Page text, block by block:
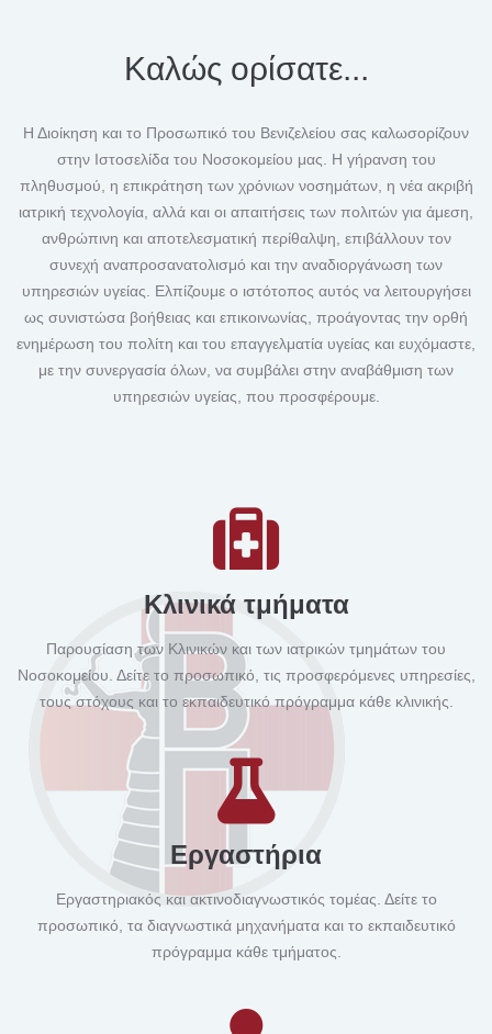
Καλώς ορίσατε...
Η Διοίκηση και το Προσωπικό του Βενιζελείου σας καλωσορίζουν
στην Ιστοσελίδα του Νοσοκομείου μας. Η γήρανση του
πληθυσμού, η επικράτηση των χρόνιων νοσημάτων, η νέα ακριβή
ιατρική τεχνολογία, αλλά και οι απαιτήσεις των πολιτών για άμεση,
ανθρώπινη και αποτελεσματική περίθαλψη, επιβάλλουν τον
συνεχή αναπροσανατολισμό και την αναδιοργάνωση των
υπηρεσιών υγείας. Ελπίζουμε ο ιστότοπος αυτός να λειτουργήσει
ως συνιστώσα βοήθειας και επικοινωνίας, προάγοντας την ορθή
ενημέρωση του πολίτη και του επαγγελματία υγείας και ευχόμαστε,
με την συνεργασία όλων, να συμβάλει στην αναβάθμιση των
υπηρεσιών υγείας, που προσφέρουμε.
Κλινικά τμήματα
Παρουσίαση των Κλινικών και των ιατρικών τμημάτων του
Νοσοκομείου. Δείτε το προσωπικό, τις προσφερόμενες υπηρεσίες,
τους στόχους και το εκπαιδευτικό πρόγραμμα κάθε κλινικής.
Εργαστήρια
Εργαστηριακός και ακτινοδιαγνωστικός τομέας. Δείτε το
προσωπικό, τα διαγνωστικά μηχανήματα και το εκπαιδευτικό
πρόγραμμα κάθε τμήματος.